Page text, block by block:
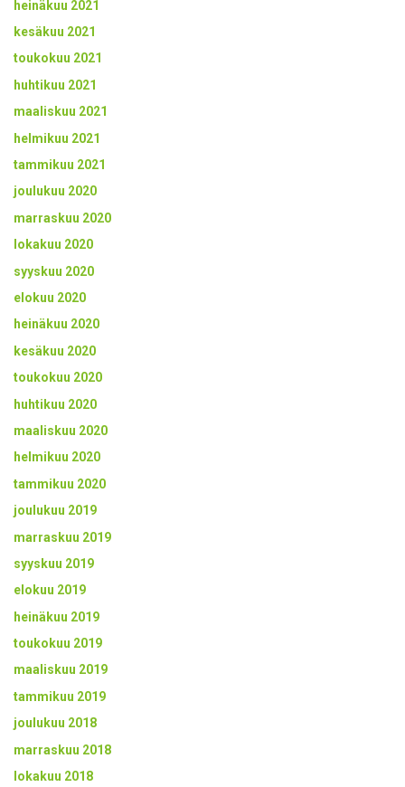
heinäkuu 2021
kesäkuu 2021
toukokuu 2021
huhtikuu 2021
maaliskuu 2021
helmikuu 2021
tammikuu 2021
joulukuu 2020
marraskuu 2020
lokakuu 2020
syyskuu 2020
elokuu 2020
heinäkuu 2020
kesäkuu 2020
toukokuu 2020
huhtikuu 2020
maaliskuu 2020
helmikuu 2020
tammikuu 2020
joulukuu 2019
marraskuu 2019
syyskuu 2019
elokuu 2019
heinäkuu 2019
toukokuu 2019
maaliskuu 2019
tammikuu 2019
joulukuu 2018
marraskuu 2018
lokakuu 2018